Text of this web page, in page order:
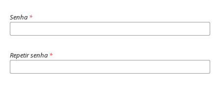
Senha *
Repetir senha *